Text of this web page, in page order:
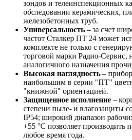
зондов и телеинспекционных
обследовании керамических,
железобетонных труб.
Универсальность – за счет
частот Сталкер ПТ 24 может
комплекте не только с
торговой марки Радио-Сервис,
аналогичного назначения
Высокая наглядность –
наибольшим в серии "ПТ"
"книжной" ориентацией.
Защищенное исполнение –
степени пыле- и влагозащиты
IP54; широкий диапазон
+55 °С позволяет производить
любое время года.